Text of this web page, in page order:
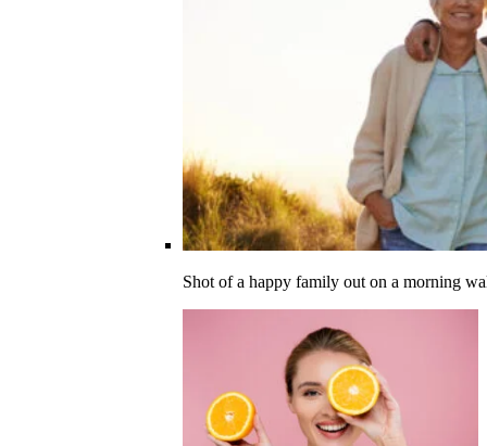
Shot of a happy family out on a morning